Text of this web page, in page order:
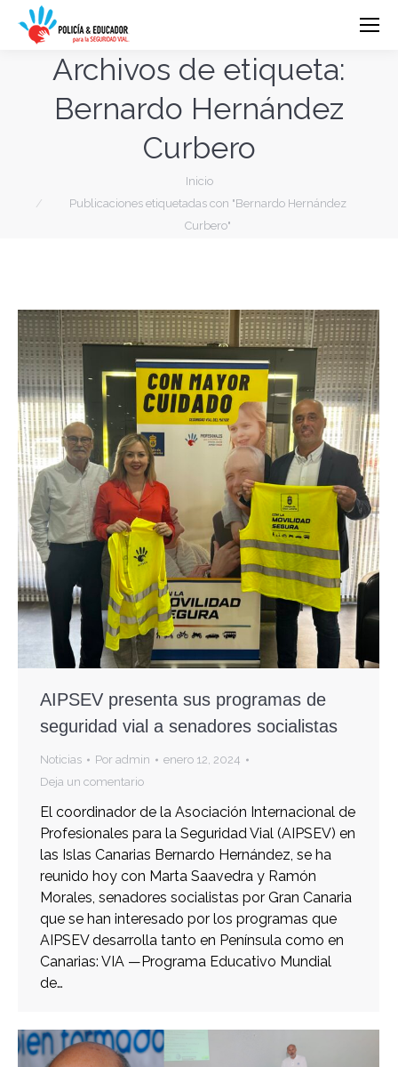
Archivos de etiqueta:
Bernardo Hernández
Curbero
Inicio
Publicaciones etiquetadas con "Bernardo Hernández
Curbero"
AIPSEV presenta sus programas de
seguridad vial a senadores socialistas
Noticias Por admin
enero 12, 2024
Deja un comentario
El coordinador de la Asociación Internacional de
Profesionales para la Seguridad Vial (AIPSEV) en
las Islas Canarias Bernardo Hernández, se ha
reunido hoy con Marta Saavedra y Ramón
Morales, senadores socialistas por Gran Canaria
que se han interesado por los programas que
AIPSEV desarrolla tanto en Península como en
Canarias: VIA —Programa Educativo Mundial
de…